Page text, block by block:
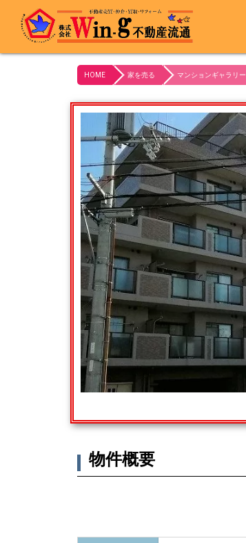
最終更新日:2024/01/29
HOME 家を売る マンションギャラリー
物件概要